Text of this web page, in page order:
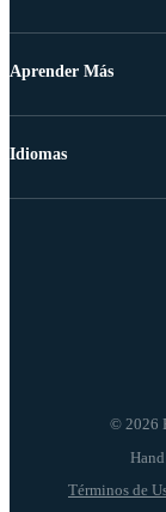
Aprender Más
© 2026
Términos de
Idiomas